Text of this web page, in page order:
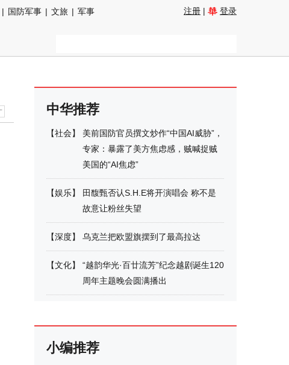
| 国防军事 | 文旅 | 军事
注册 | 登录
中华推荐
【社会】
美前国防官员撰文炒作“中国AI威胁”，
专家：暴露了美方焦虑感，贼喊捉贼
美国的“AI焦虑”
【娱乐】
田馥甄否认S.H.E将开演唱会 称不是
故意让粉丝失望
【深度】 乌克兰把欧盟旗摆到了最高拉达
【文化】
“越韵华光·百廿流芳”纪念越剧诞生120
周年主题晚会圆满播出
小编推荐